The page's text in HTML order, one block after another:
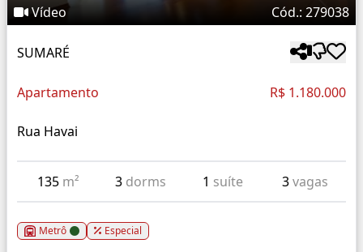
Vídeo Cód.: 279038
SUMARÉ
Apartamento R$ 1.180.000
Rua Havai
135 m² 3 dorms 1 suíte 3vagas
Metrô Especial